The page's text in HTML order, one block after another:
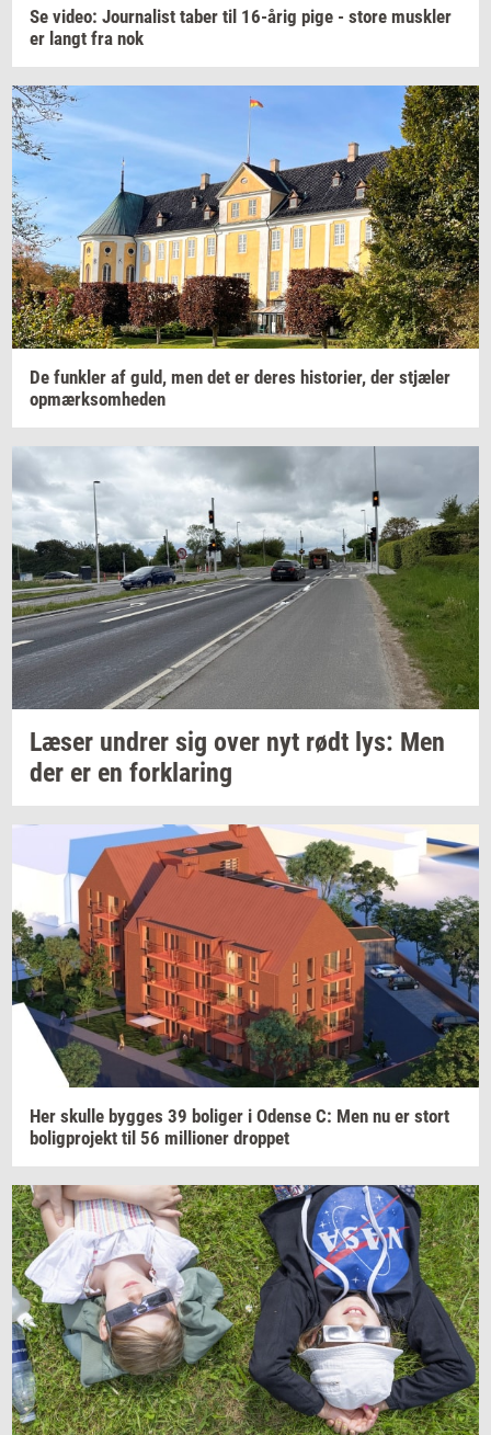
Se video: Jour­na­list taber til 16-årig pige - store mus­k­ler
er langt fra nok
De funk­ler af guld, men det er deres hi­sto­ri­er, der stjæ­ler
op­mærk­som­he­den
Læser un­drer sig over nyt rødt lys: Men
der er en for­kla­ring
Her skul­le byg­ges 39 bo­li­ger i Oden­se C: Men nu er stort
bo­lig­pro­jekt til 56 mil­li­o­ner drop­pet